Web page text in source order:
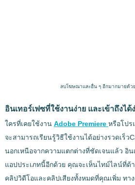
ลบโฆษณาและอื่น ๆ อีกมากมายด้ว
อินเทอร์เฟซที่ใช้งานง่าย และเข้าถึงได้
ใครที่เคยใช้งาน Adobe Premiere หรือโปร
จะสามารถเรียนรู้วิธีใช้งานได้อย่างรวดเร็ว
นอกเหนือจากความแตกต่างที่ชัดเจนแล้ว อิน
แอปประเภทนี้อีกด้วย คุณจะเห็นไทม์ไลน์ที่ด้
คลิปวิดีโอและคลิปเสียงทั้งหมดที่คุณเพิ่ม ท